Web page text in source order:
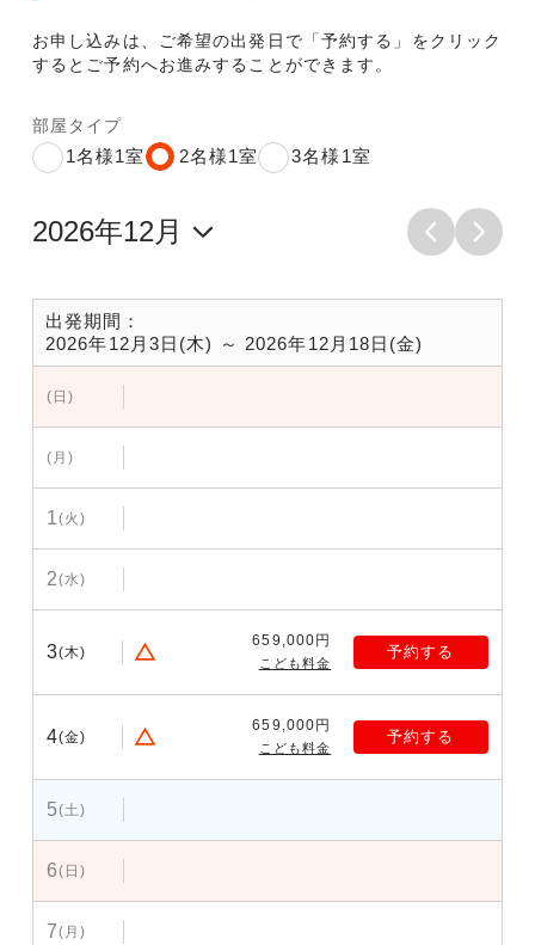
お申し込みは、ご希望の出発日で「予約する」をクリック
するとご予約へお進みすることができます。
部屋タイプ
1名様1室 2名様1室 3名様1室
出発期間：
2026年12月3日(木) ～ 2026年12月18日(金)
(日)
(月)
1(火)
2(水)
3(木)
659,000円
こども料金
予約する
4(金)
659,000円
こども料金
予約する
5(土)
6(日)
7(月)